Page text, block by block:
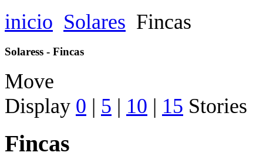
inicio Solares Fincas
Solaress - Fincas
Move
Display 0 | 5 | 10 | 15 Stories
Fincas